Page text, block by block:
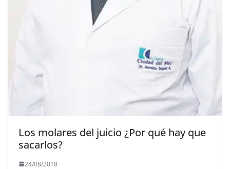
Los molares del juicio ¿Por qué hay que
sacarlos?
24/08/2018